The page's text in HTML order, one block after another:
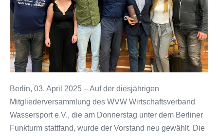
und
Wind
unter
dem
Funkturm
Berlin, 03. April 2025 – Auf der diesjährigen
Mitgliederversammlung des WVW Wirtschaftsverband
Wassersport e.V., die am Donnerstag unter dem Berliner
Funkturm stattfand, wurde der Vorstand neu gewählt. Die